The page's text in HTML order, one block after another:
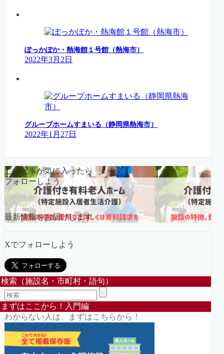
ぽっかぽか・熱海館１号館（熱海市）
2022年3月2日
グループホームすまいる（静岡県熱海市）
2022年1月27日
この記事が気に入ったら
フォローしよう
最新情報をお届けします
Xでフォローしよう
検索（施設名・市町村・語句）
まずはここから！入門編
わからない人は、まずはこちらから！